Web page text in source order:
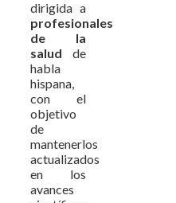
dirigida a
profesionales
de la
salud de
habla
hispana,
con el
objetivo
de
mantenerlos
actualizados
en los
avances